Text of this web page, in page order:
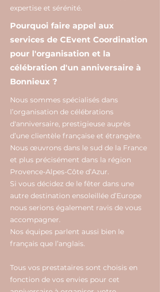
expertise et sérénité.
Pourquoi faire appel aux
services de CEvent Coordination
pour l'organisation et la
célébration d'un anniversaire à
Bonnieux ?
Nous sommes spécialisés dans
l’organisation de célébrations
d'anniversaire, prestigieuse auprès
d’une clientèle française et étrangère.
Nous œuvrons dans le sud de la France
et plus précisément dans la région
Provence-Alpes-Côte d’Azur.
Si vous décidez de le fêter dans une
autre destination ensoleillée d’Europe
nous serions également ravis de vous
accompagner.
Nos équipes parlent aussi bien le
français que l’anglais.
Tous vos prestataires sont choisis en
fonction de vos envies pour cet